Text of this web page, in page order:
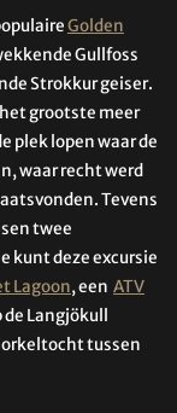
Golden
Gullfoss
Strokkur geiser.
grootste meer
plek lopen waar de
waar recht werd
Tevens
twee
kunt deze excursie
Lagoon, een ATV
de Langjökull
tussen